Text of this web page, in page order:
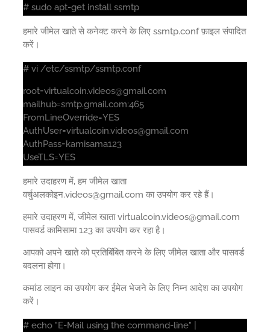
# sudo apt-get install ssmtp
हमारे जीमेल खाते से कनेक्ट करने के लिए ssmtp.conf फ़ाइल संपादित
करें।
# vi /etc/ssmtp/ssmtp.conf
root=virtualcoin.videos@gmail.com
mailhub=smtp.gmail.com:465
FromLineOverride=YES
AuthUser=virtualcoin.videos@gmail.com
AuthPass=kamisama123
UseTLS=YES
हमारे उदाहरण में, हम जीमेल खाता
वर्चुअलकोइन.videos@gmail.com का उपयोग कर रहे हैं।
हमारे उदाहरण में, जीमेल खाता virtualcoin.videos@gmail.com
पासवर्ड कामिसामा 123 का उपयोग कर रहा है।
आपको अपने खाते को प्रतिबिंबित करने के लिए जीमेल खाता और पासवर्ड
बदलना होगा।
कमांड लाइन का उपयोग कर ईमेल भेजने के लिए निम्न आदेश का उपयोग
करें।
# echo "E-Mail using the command-line" |